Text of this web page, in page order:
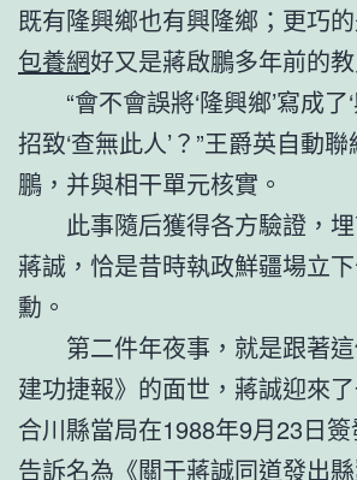
既有隆興鄉也有興隆鄉；更巧
包養網好又是蔣啟鵬多年前的教
“會不會誤將‘隆興鄉’寫成了‘
招致‘查無此人’？”王爵英自動
鵬，并與相干單元核實。
此事隨后獲得各方驗證，埋
蔣誠，恰是昔時執政鮮疆場立
勳。
第二件年夜事，就是跟著這
建功捷報》的面世，蔣誠迎來
合川縣當局在1988年9月23日
告訴名為《關于蔣誠同道發出